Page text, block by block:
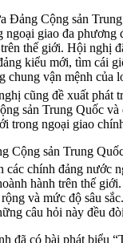
Cộng sản
giao đa
thế giới. Hội nghị
kiểu mới, tìm cái
vận mệnh
cũng đề xuất phát
sản Trung Quốc
trong ngoại giao
sản Trung
chính đảng nước
hành trên thế
và mức độ sâu
câu hỏi này đều
có bài phát biểu